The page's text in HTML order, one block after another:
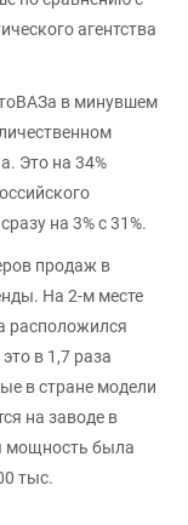
агентства
в минувшем
Это на 34%
на 3% с 31%.
продаж в
На 2-м месте
расположился
в 1,7 раза
в стране модели
на заводе в
мощность была
тыс.